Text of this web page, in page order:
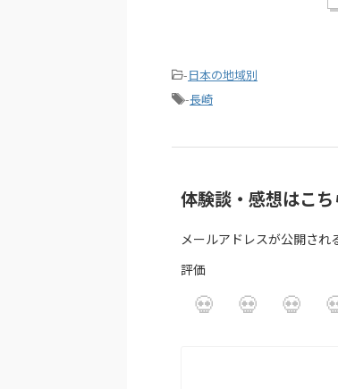
-日本の地域別
-長崎
体験談・感想はこち
メールアドレスが公開され
評価